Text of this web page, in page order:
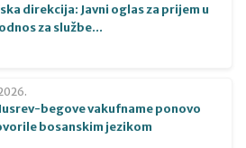
direkcija: Javni oglas za prijem u
za službe...
begove vakufname ponovo
bosanskim jezikom